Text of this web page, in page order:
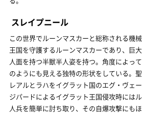
スレイプニール
この世界でルーンマスカーと総称される機
王国を守護するルーンマスカーであり、巨
人面を持つ半獣半人姿を持つ。角度によっ
のようにも見える独特の形状をしている。
レアルとラハをイグラット国のエグ・ヴェ
ジパードによるイグラット王国侵攻時には
人兵を簡単に討ち取り、その自爆攻撃にも